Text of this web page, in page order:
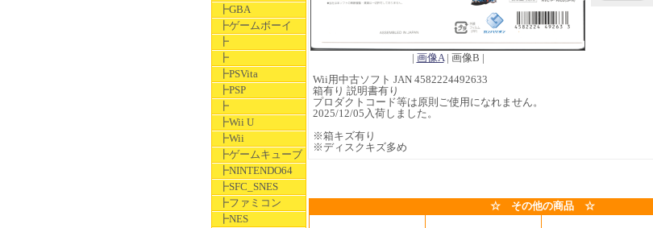
┣GBA
┣ゲームボーイ
┣
┣
┣PSVita
┣PSP
┣
┣Wii U
┣Wii
┣ゲームキューブ
┣NINTENDO64
┣SFC_SNES
┣ファミコン
┣NES
| 画像A| 画像B |
Wii用中古ソフト JAN 4582224492633
箱有り 説明書有り
プロダクトコード等は原則ご使用になれません。
2025/12/05入荷しました。
※箱キズ有り
※ディスクキズ多め
☆ その他の商品 ☆